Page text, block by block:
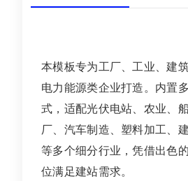
本模板专为工厂、工业、建
电力能源类企业打造。内置
式，适配光伏电站、农业、
厂、汽车制造、塑料加工、
等多个细分行业，凭借出色
位满足建站需求。